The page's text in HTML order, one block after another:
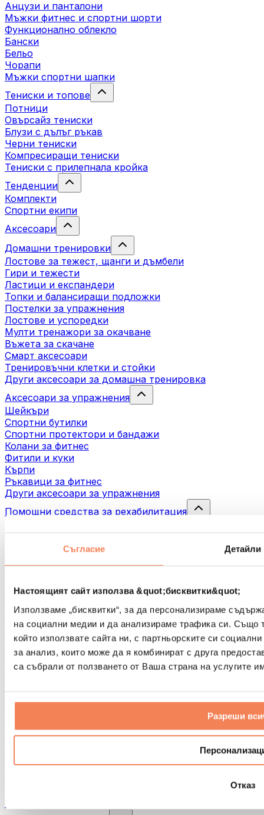
Съгласие Детайли
Настоящият сайт използва &quot;бисквитки&quot;
Използваме „бисквитки“, за да персонализираме
на социални медии и да анализираме трафика си. Също
който използвате сайта ни, с партньорските си
за анализ, които може да я комбинират с друга
са събрали от ползването от Ваша страна на услугите
Разреши
Отказ
Aнцузи и панталони
Mъжки фитнес и спортни шорти
Функционално облекло
Бански
Бельо
Чорапи
Mъжки спортни шапки
Тениски и топове
Потници
Овърсайз тениски
Блузи с дълъг ръкав
Черни тениски
Компресиращи тениски
Тениски с прилепнала кройка
Тенденции
Комплекти
Спортни екипи
Аксесоари
Домашни тренировки
Лостове за тежест, щанги и дъмбели
Гири и тежести
Ластици и експандери
Топки и балансиращи подложки
Постелки за упражнения
Лостове и успоредки
Мулти тренажори за окачване
Въжета за скачане
Смарт аксесоари
Тренировъчни клетки и стойки
Други аксесоари за домашна тренировка
Аксесоари за упражнения
Шейкъри
Спортни бутилки
Спортни протектори и бандажи
Колани за фитнес
Фитили и куки
Кърпи
Ръкавици за фитнес
Други аксесоари за упражнения
Помощни средства за рехабилитация
Инструменти за масаж
Масажни ролери
Чанти и аксесоари за храна
Чанти за фитнес
Раници
Аксесоари според вида дейност
Бойни спортове
Колоездене
Студена терапия
Плуване
Биохакинг
Филтри и кани за вода